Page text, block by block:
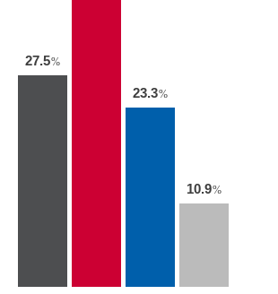
27.5%
23.3%
10.9%